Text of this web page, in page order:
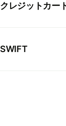
クレジットカー
SWIFT